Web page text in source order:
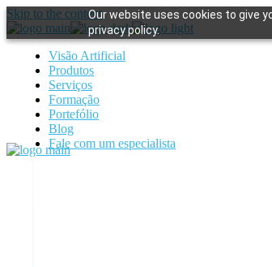
Our website uses cookies to give
privacy policy.
Skip to the content
Visão Artificial
Produtos
Serviços
Formação
Portefólio
Blog
Fale com um especialista